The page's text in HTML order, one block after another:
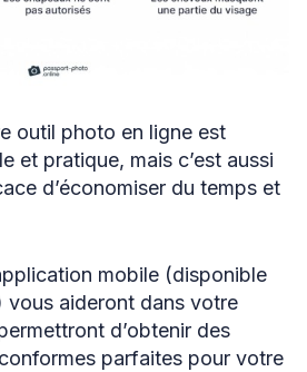
outil photo en ligne est
et pratique, mais c’est aussi
d’économiser du temps et
mobile (disponible
vous aideront dans votre
d’obtenir des
parfaites pour votre